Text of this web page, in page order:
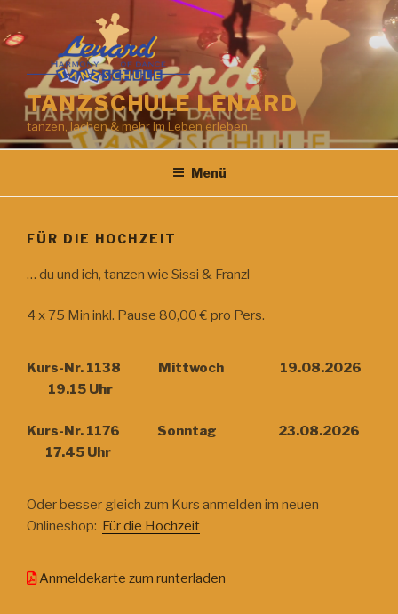
Zum
Inhalt
springen
TANZSCHULE LENARD
tanzen, lachen & mehr im Leben erleben
Menü
FÜR DIE HOCHZEIT
… du und ich, tanzen wie Sissi & Franzl
4 x 75 Min inkl. Pause 80,00 € pro Pers.
Kurs-Nr. 1138 Mittwoch 19.08.2026
19.15 Uhr
Kurs-Nr. 1176 Sonntag 23.08.2026
17.45 Uhr
Oder besser gleich zum Kurs anmelden im neuen
Onlineshop: Für die Hochzeit
Anmeldekarte zum runterladen